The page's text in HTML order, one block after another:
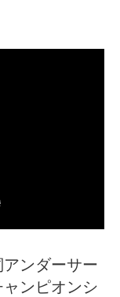
ンダーサー
ンピオンシ